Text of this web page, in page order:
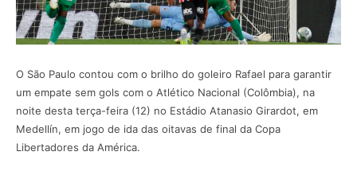
O São Paulo contou com o brilho do goleiro Rafael para garantir
um empate sem gols com o Atlético Nacional (Colômbia), na
noite desta terça-feira (12) no Estádio Atanasio Girardot, em
Medellín, em jogo de ida das oitavas de final da Copa
Libertadores da América.